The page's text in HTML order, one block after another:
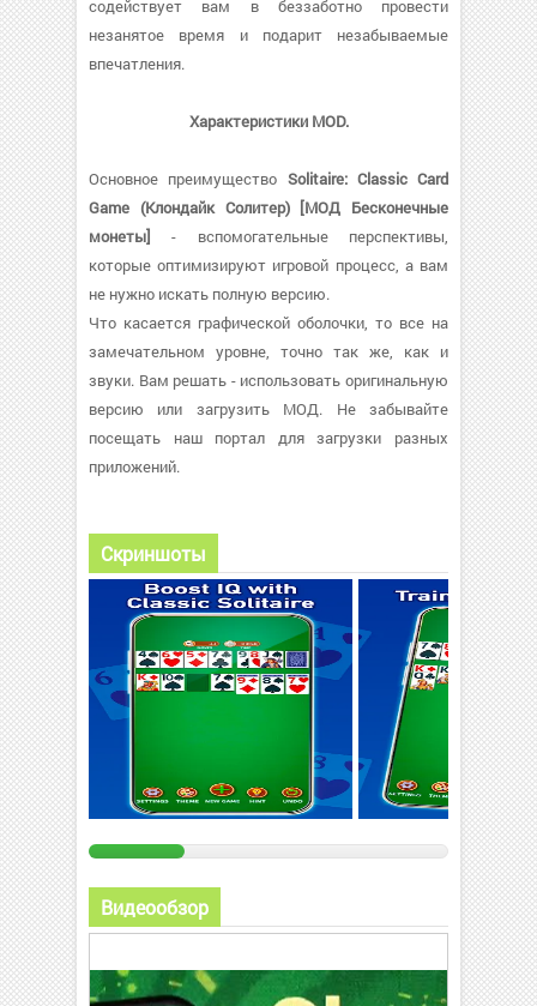
содействует вам в беззаботно провести
незанятое время и подарит незабываемые
впечатления.
Характеристики MOD.
Основное преимущество Solitaire: Classic Card
Game (Клондайк Солитер) [МОД Бесконечные
монеты] - вспомогательные перспективы,
которые оптимизируют игровой процесс, а вам
не нужно искать полную версию.
Что касается графической оболочки, то все на
замечательном уровне, точно так же, как и
звуки. Вам решать - использовать оригинальную
версию или загрузить МОД. Не забывайте
посещать наш портал для загрузки разных
приложений.
Скриншоты
Видеообзор